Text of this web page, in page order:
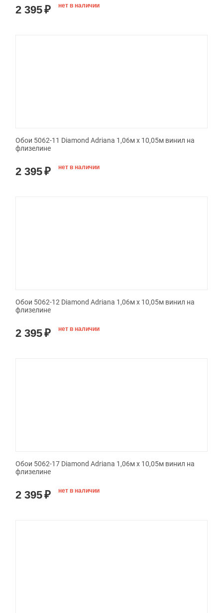
2 395₽ нет в наличии
Обои 5062-11 Diamond Adriana 1,06м х 10,05м винил на
флизелине
2 395₽ нет в наличии
Обои 5062-12 Diamond Adriana 1,06м х 10,05м винил на
флизелине
2 395₽ нет в наличии
Обои 5062-17 Diamond Adriana 1,06м х 10,05м винил на
флизелине
2 395₽ нет в наличии